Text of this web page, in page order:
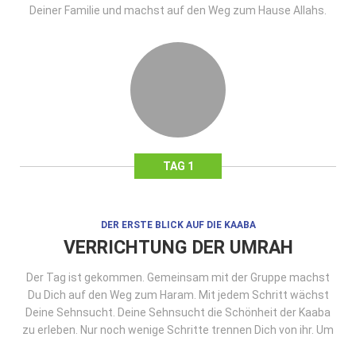
TAG 1
Deiner Familie und machst auf den Weg zum Hause Allahs.
DER ERSTE BLICK AUF DIE KAABA
VERRICHTUNG DER UMRAH
Der Tag ist gekommen. Gemeinsam mit der Gruppe machst
Du Dich auf den Weg zum Haram. Mit jedem Schritt wächst
Deine Sehnsucht. Deine Sehnsucht die Schönheit der Kaaba
zu erleben. Nur noch wenige Schritte trennen Dich von ihr. Um